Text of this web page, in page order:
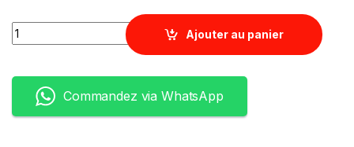
Quantity
Ajouter au panier
Commandez via WhatsApp